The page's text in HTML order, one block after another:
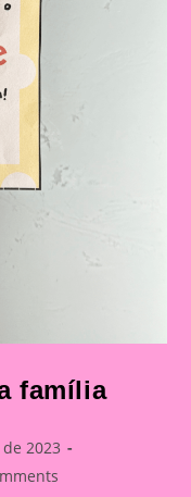
família
2023